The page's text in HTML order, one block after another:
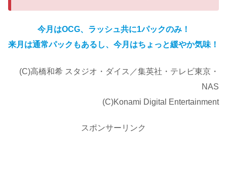
今月はOCG、ラッシュ共に1パックのみ！
来月は通常パックもあるし、今月はちょっと緩やか気味！
(C)高橋和希 スタジオ・ダイス／集英社・テレビ東京・
NAS
(C)Konami Digital Entertainment
スポンサーリンク